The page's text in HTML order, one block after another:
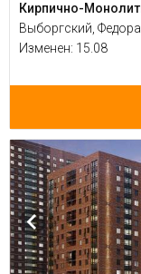
Кирпично-
Выборгский,
Изменен: 15.08